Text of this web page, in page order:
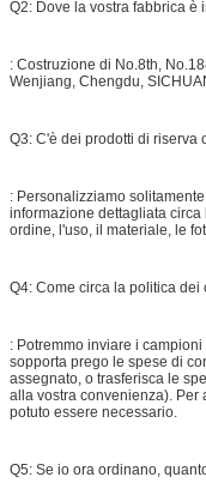
Q2: Dove la vostra fabbrica è
: Costruzione di No.8th,
Wenjiang, Chengdu,
Q3: C'è dei prodotti di riserva
: Personalizziamo
informazione dettagliata
ordine, l'uso, il materiale, le
Q4: Come circa la politica dei
: Potremmo inviare i
sopporta prego le spese di
assegnato, o trasferisca le
alla vostra convenienza). Per
potuto essere necessario.
Q5: Se io ora ordinano,